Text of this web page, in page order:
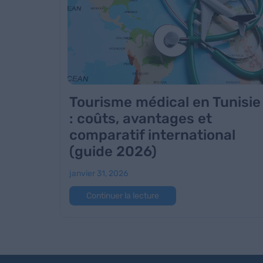
Tourisme médical en Tunisie
: coûts, avantages et
comparatif international
(guide 2026)
janvier 31, 2026
Continuer la lecture